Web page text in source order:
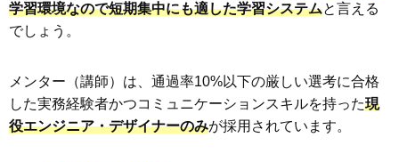
学習環境なので短期集中にも適した学習システムと言える
でしょう。
メンター（講師）は、通過率10%以下の厳しい選考に合格
した実務経験者かつコミュニケーションスキルを持った現
役エンジニア・デザイナーのみが採用されています。